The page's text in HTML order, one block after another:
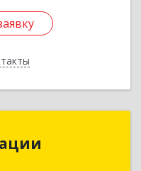
г, Ленина